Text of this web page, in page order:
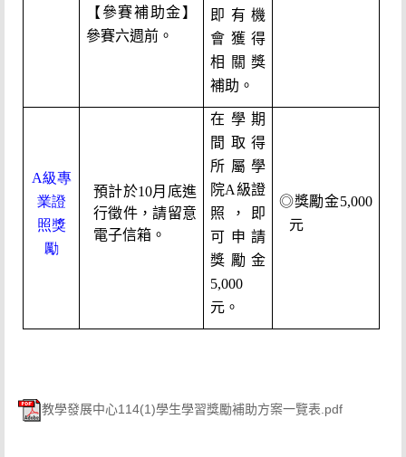
【參賽補助金】
參賽六週前。
即有機
會獲得
相關獎
補助。
A級專
業證
照獎
勵
預計於10月底進
行徵件，請留意
電子信箱。
在學期
間取得
所屬學
院A級證
照，即
可申請
獎勵金
5,000
元。
◎獎勵金5,000
元
教學發展中心114(1)學生學習獎勵補助方案一覽表.pdf